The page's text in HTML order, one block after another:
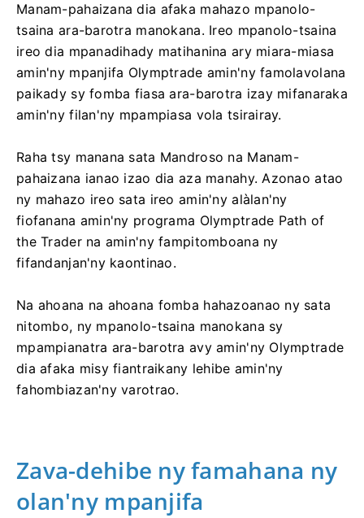
Manam-pahaizana dia afaka mahazo mpanolo-
tsaina ara-barotra manokana. Ireo mpanolo-tsaina
ireo dia mpanadihady matihanina ary miara-miasa
amin'ny mpanjifa Olymptrade amin'ny famolavolana
paikady sy fomba fiasa ara-barotra izay mifanaraka
amin'ny filan'ny mpampiasa vola tsirairay.
Raha tsy manana sata Mandroso na Manam-
pahaizana ianao izao dia aza manahy. Azonao atao
ny mahazo ireo sata ireo amin'ny alàlan'ny
fiofanana amin'ny programa Olymptrade Path of
the Trader na amin'ny fampitomboana ny
fifandanjan'ny kaontinao.
Na ahoana na ahoana fomba hahazoanao ny sata
nitombo, ny mpanolo-tsaina manokana sy
mpampianatra ara-barotra avy amin'ny Olymptrade
dia afaka misy fiantraikany lehibe amin'ny
fahombiazan'ny varotrao.
Zava-dehibe ny famahana ny
olan'ny mpanjifa